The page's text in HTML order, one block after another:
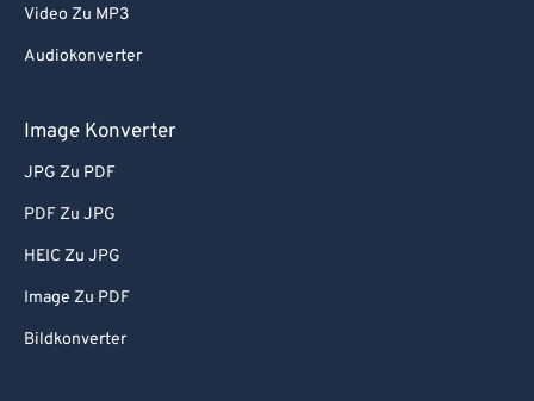
Video Zu MP3
Audiokonverter
Image Konverter
JPG Zu PDF
PDF Zu JPG
HEIC Zu JPG
Image Zu PDF
Bildkonverter